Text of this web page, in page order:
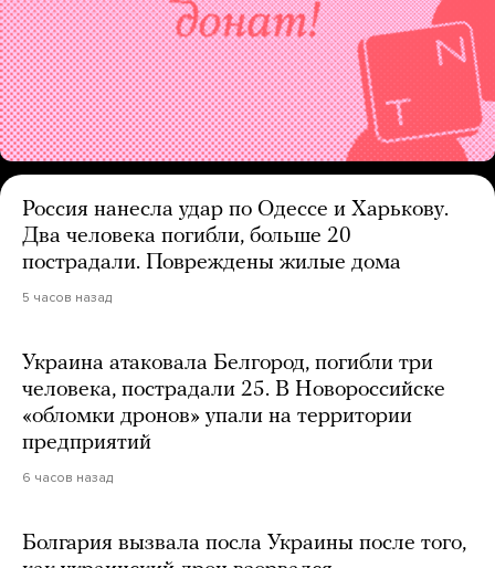
Россия нанесла удар по Одессе и Харькову.
Два человека погибли, больше 20
пострадали. Повреждены жилые дома
5 часов назад
Украина атаковала Белгород, погибли три
человека, пострадали 25. В Новороссийске
«обломки дронов» упали на территории
предприятий
6 часов назад
Болгария вызвала посла Украины после того,